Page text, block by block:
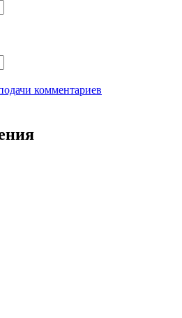
комментариев